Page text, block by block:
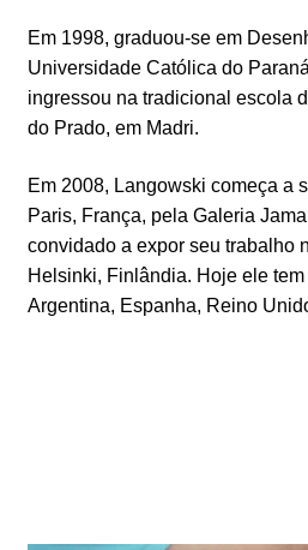
Em 1998, graduou-se em
Universidade Católica do
ingressou na tradicional escola
do Prado, em Madri.
Em 2008, Langowski começa a
Paris, França, pela Galeria
convidado a expor seu trabalho
Helsinki, Finlândia. Hoje ele
Argentina, Espanha, Reino